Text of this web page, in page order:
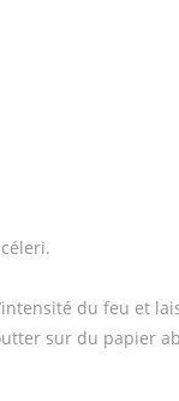
du feu et
sur du papier